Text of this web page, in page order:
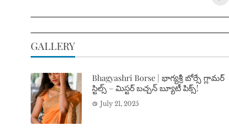
GALLERY
Bhagyashri Borse | భాగ్యశ్రీ బోర్సే గ్లామర్
స్టిల్స్ – మిస్టర్ బచ్చన్ బ్యూటీ పిక్స్!
July 21, 2025